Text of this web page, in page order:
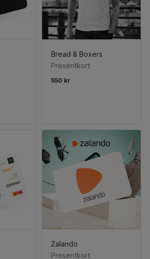
Bread & Boxers
Presentkort
550 kr
Zalando
Presentkort